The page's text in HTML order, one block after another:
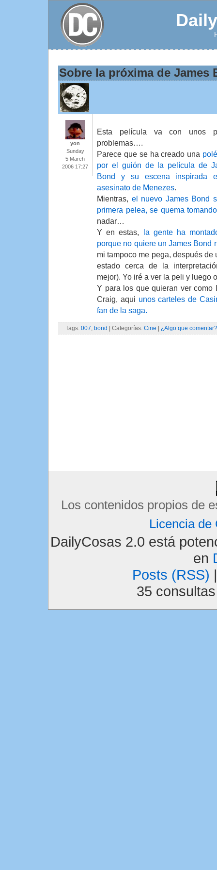
Sobre la próxima de James
yon
Sunday
5 March
2006 17:27
Esta película va con unos
problemas….
Parece que se ha creado una
por el guión de la película de
Bond y su escena inspirada
asesinato de Menezes
Mientras, el nuevo James Bond
primera pelea, se quema
nadar…
Y en estas, la gente ha
porque no quiere un James
mi tampoco me pega, después
estado cerca de la
mejor). Yo iré a ver la peli y luego
Y para los que quieran ver
Craig, aqui unos carteles de
fan de la saga.
Tags: 007, bond | Categorías: Cine ¿Algo que
Los contenidos propios de
Licencia de
DailyCosas 2.0 está
en
Posts (RSS)
35